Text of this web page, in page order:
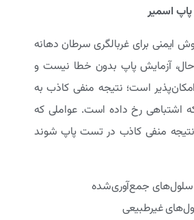
اسمیر
ایمنی برای غربالگری سرطان دهانه
آزمایش پاپ بدون خطا نیست و
است؛ نتیجه منفی کاذب به
اشتباهی رخ داده است. عواملی که
نتیجه منفی کاذب در تست پاپ شوند
سلول‌های جمع‌آوری‌شده
غیرطبیعی